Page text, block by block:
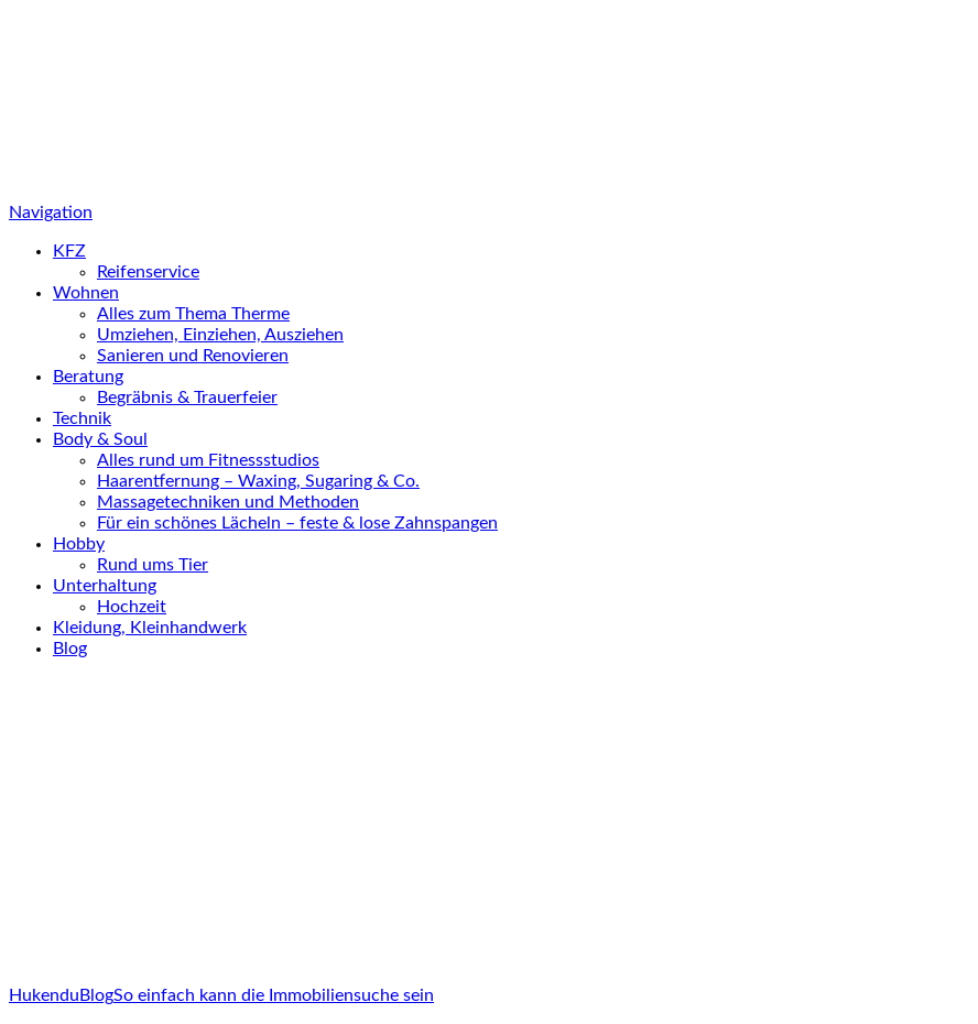
Navigation
KFZ
Reifenservice
Wohnen
Alles zum Thema Therme
Umziehen, Einziehen, Ausziehen
Sanieren und Renovieren
Beratung
Begräbnis & Trauerfeier
Technik
Body & Soul
Alles rund um Fitnessstudios
Haarentfernung – Waxing, Sugaring & Co.
Massagetechniken und Methoden
Für ein schönes Lächeln – feste & lose Zahnspangen
Hobby
Rund ums Tier
Unterhaltung
Hochzeit
Kleidung, Kleinhandwerk
Blog
Hukendu BlogSo einfach kann die Immobiliensuche sein